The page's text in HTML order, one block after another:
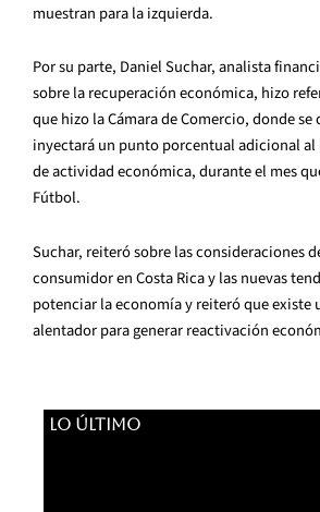
muestran para la izquierda.
Por su parte, Daniel Suchar, analista
sobre la recuperación económica, hizo
que hizo la Cámara de Comercio, donde
inyectará un punto porcentual adicional
de actividad económica, durante el mes
Fútbol.
Suchar, reiteró sobre las consideraciones
consumidor en Costa Rica y las nuevas
potenciar la economía y reiteró que existe
alentador para generar reactivación
LO ÚLTIMO